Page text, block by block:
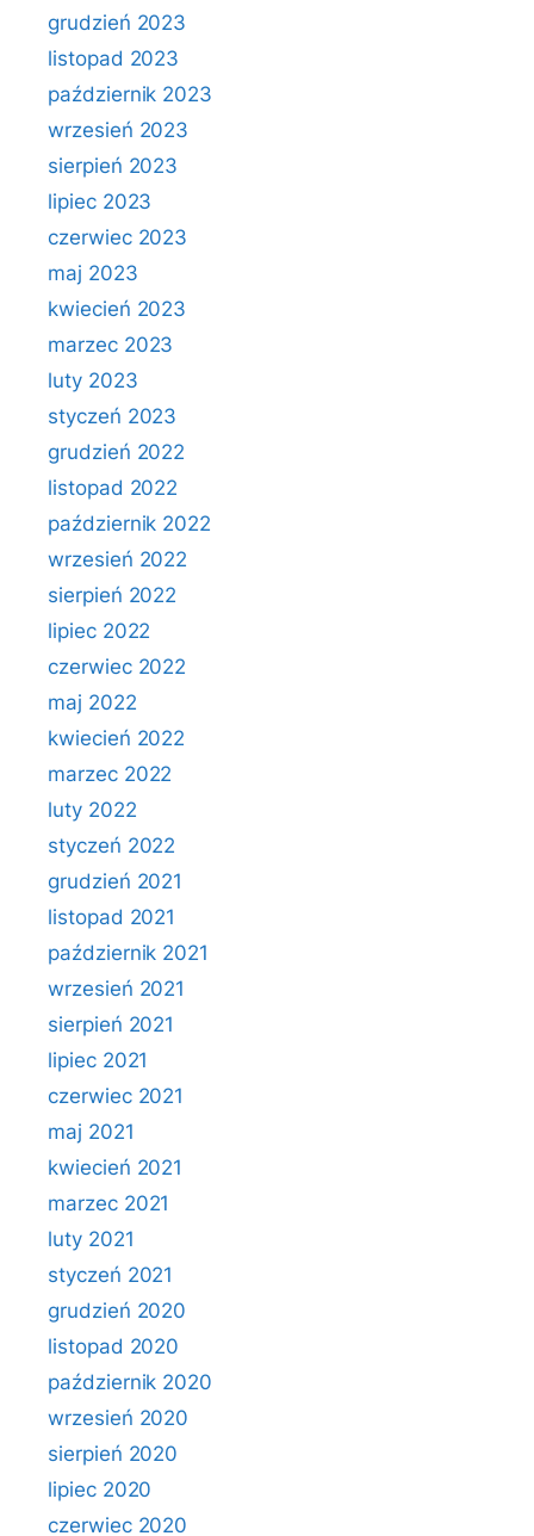
grudzień 2023
listopad 2023
październik 2023
wrzesień 2023
sierpień 2023
lipiec 2023
czerwiec 2023
maj 2023
kwiecień 2023
marzec 2023
luty 2023
styczeń 2023
grudzień 2022
listopad 2022
październik 2022
wrzesień 2022
sierpień 2022
lipiec 2022
czerwiec 2022
maj 2022
kwiecień 2022
marzec 2022
luty 2022
styczeń 2022
grudzień 2021
listopad 2021
październik 2021
wrzesień 2021
sierpień 2021
lipiec 2021
czerwiec 2021
maj 2021
kwiecień 2021
marzec 2021
luty 2021
styczeń 2021
grudzień 2020
listopad 2020
październik 2020
wrzesień 2020
sierpień 2020
lipiec 2020
czerwiec 2020